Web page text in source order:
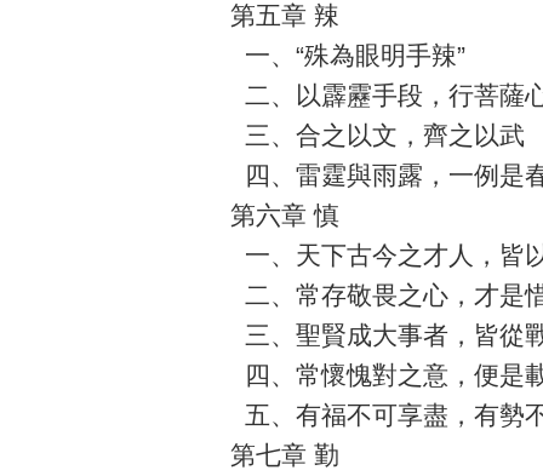
第五章 辣
一、“殊為眼明手辣”
二、以霹靂手段，行菩薩
三、合之以文，齊之以武
四、雷霆與雨露，一例是
第六章 慎
一、天下古今之才人，皆
二、常存敬畏之心，才是
三、聖賢成大事者，皆從
四、常懷愧對之意，便是
五、有福不可享盡，有勢
第七章 勤